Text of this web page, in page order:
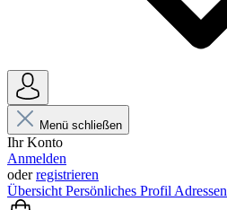
Menü schließen
Ihr Konto
Anmelden
oderregistrieren
Übersicht Persönliches Profil Adressen